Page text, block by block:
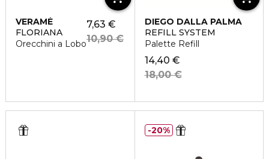
VERAMÉ
FLORIANA
Orecchini a Lobo
7,63 €
10,90 €
DIEGO DALLA PALMA
REFILL SYSTEM
Palette Refill
14,40 €
18,00 €
20%